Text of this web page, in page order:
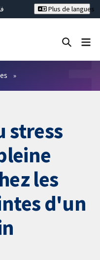
Plus de langues
stress
les
d'un